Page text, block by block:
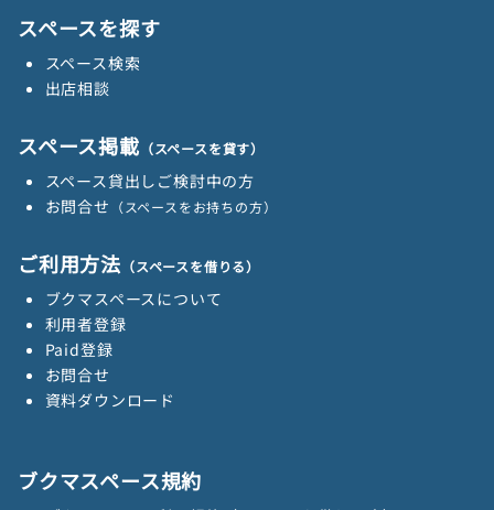
スペースを探す
スペース検索
出店相談
スペース掲載 （スペースを貸す）
スペース貸出しご検討中の方
お問合せ （スペースをお持ちの方）
ご利用方法 （スペースを借りる）
ブクマスペースについて
利用者登録
Paid登録
お問合せ
資料ダウンロード
ブクマスペース規約